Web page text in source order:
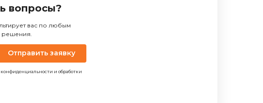
вопросы?
вас по любым
Отправить заявку
и обработки